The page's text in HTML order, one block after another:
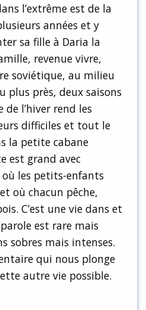
l’extrême est de la
années et y
sa fille à Daria la
revenue vivre,
soviétique, au milieu
plus près, deux saisons
de l’hiver rend les
difficiles et tout le
la petite cabane
est grand avec
où les petits-enfants
où chacun pêche,
C’est une vie dans et
est rare mais
sobres mais intenses.
qui nous plonge
autre vie possible.